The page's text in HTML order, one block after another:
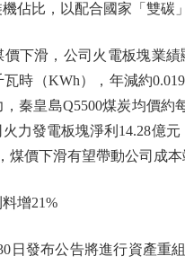
佔比，以配合國家「雙碳
滑，公司火電板塊業績
瓦時（KWh），年減約
秦皇島Q5500煤炭均價約
火力發電板塊淨利14.28億
煤價下滑有望帶動公司成本
增21%
發布公告將進行資產重